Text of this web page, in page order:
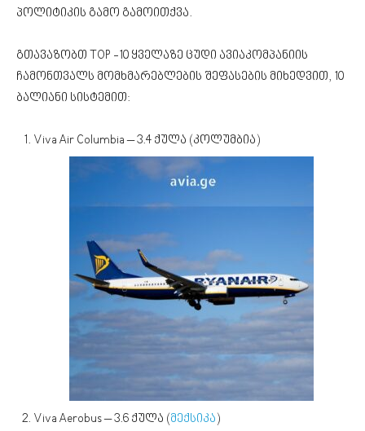
პოლიტიკის გამო გამოითქვა.
გთავაზობთ TOP -10 ყველაზე ცუდი ავიაკომპანიის
ჩამონთვალს მომხმარებლების შეფასების მიხედვით, 10
ბალიანი სისტემით:
Viva Air Columbia – 3.4 ქულა (კოლუმბია)
Viva Aerobus – 3.6 ქულა (მექსიკა)